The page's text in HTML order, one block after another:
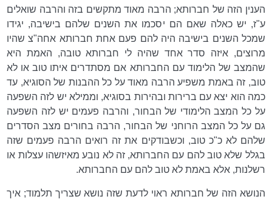
הענין הזה של חברותא; הרבה מאוד מתקשים בזה והרבה שואלים
ע"ז, יש כאלה שאם הם יסכמו את השנים שלהם בישיבה, יגידו
שמכל השנים בישיבה היה להם פעם אחת חברותא אחה"צ שהיו
מרוצים, איזה סדר אחד שהיה לי חברותא טובה, האמת היא
שהמצב של הלימוד עם החברותא אם מסתדרים איתו טוב או לא
טוב, זה באמת משפיע הרבה מאוד על כל ההבנות של הסוגיא, עד
כמה הוא יצא עם ברירות ובהירות בסוגיא, וממילא יש לזה השפעה
על כל המצב הלימודי של הבחור, והרבה פעמים יש לזה השפעה
גם על כל המצב הרוחני של הבחור, הרבה בחורים מצב הסדרים
שלהם לא כ"כ טוב, וכשבודקים את זה רואים הרבה פעמים שזה
בגלל שלא טוב להם עם החברותא, זה לא נובע מאיזשהו עצלות או
רשלנות, אלא באמת לא טוב להם עם החברותא.
הנושא הזה של חברותא ראוי לדעת שזה נושא שצריך תלמוד; איך